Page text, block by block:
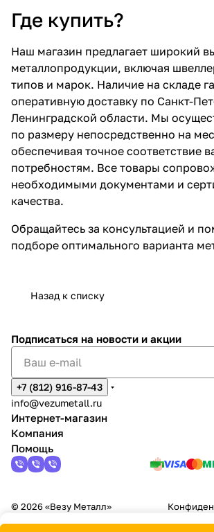
Где купить?
Наш магазин предлагает широкий
металлопродукции, включая
типов и марок. Наличие на складе
оперативную доставку по Санкт-
Ленинградской области. Мы
по размеру непосредственно на
обеспечивая точное соответствие
потребностям. Все товары
необходимыми документами и
качества.
Обращайтесь за консультацией и
подборе оптимального варианта
Назад к списку
Подписаться на новости и акции
+7 (812) 916-87-43
info@vezumetall.ru
Интернет-магазин
Компания
Помощь
© 2026 «Везу Металл»